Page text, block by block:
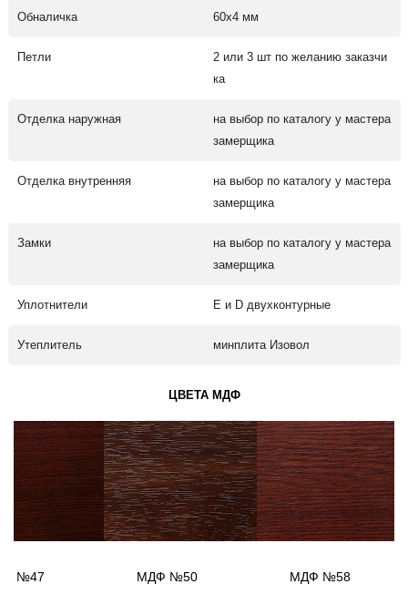
Обналичка 60х4 мм
Петли
2 или 3 шт по желанию заказчи
ка
Отделка наружная
на выбор по каталогу у мастера
замерщика
Отделка внутренняя
на выбор по каталогу у мастера
замерщика
Замки
на выбор по каталогу у мастера
замерщика
Уплотнители Е и D двухконтурные
Утеплитель минплита Изовол
ЦВЕТА МДФ
№47 МДФ №50 МДФ №58